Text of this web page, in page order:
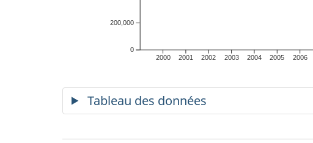
2000 2001 2002 2003 2004 2005 2006
0
200,000
Tableau des données